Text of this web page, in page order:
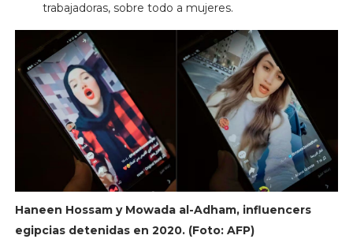
trabajadoras, sobre todo a mujeres.
Haneen Hossam y Mowada al-Adham, influencers
egipcias detenidas en 2020. (Foto: AFP)